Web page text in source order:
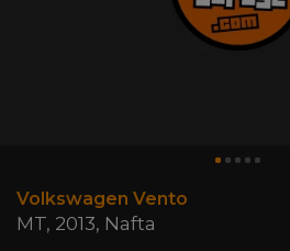
Volkswagen Vento
MT, 2013, Nafta